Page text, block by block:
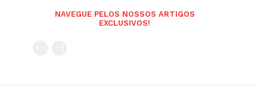
NAVEGUE PELOS NOSSOS ARTIGOS
EXCLUSIVOS!